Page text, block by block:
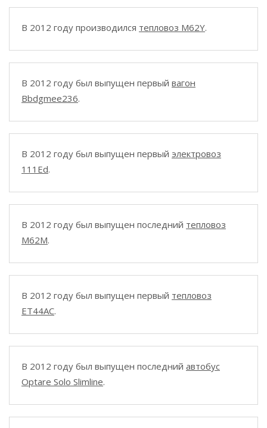
В 2012 году производился тепловоз M62Y.
В 2012 году был выпущен первый вагон
Bbdgmee236.
В 2012 году был выпущен первый электровоз
111Ed.
В 2012 году был выпущен последний тепловоз
M62M.
В 2012 году был выпущен первый тепловоз
ET44AC.
В 2012 году был выпущен последний автобус
Optare Solo Slimline.